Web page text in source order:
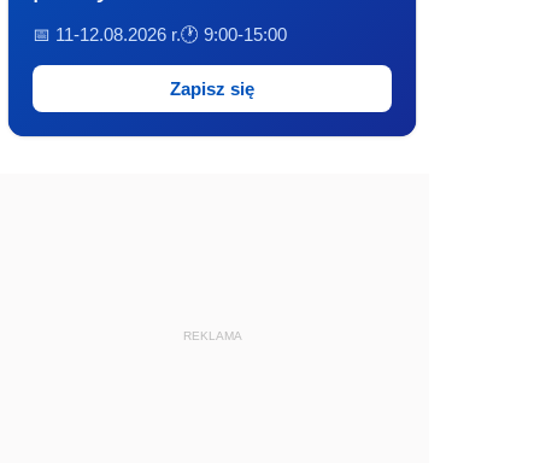
📅 11-12.08.2026 r.🕐 9:00-15:00
Zapisz się
REKLAMA